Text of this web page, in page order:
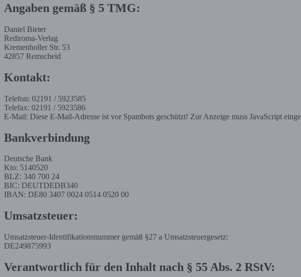
Angaben gemäß § 5 TMG:
Daniel Bieter
Rediroma-Verlag
Kremenholler Str. 53
42857 Remscheid
Kontakt:
Telefon: 02191 / 5923585
Telefax: 02191 / 5923586
E-Mail: Diese E-Mail-Adresse ist vor Spambots geschützt! Zur Anzeige muss JavaScript
Bankverbindung
Deutsche Bank
Kto: 5140520
BLZ: 340 700 24
BIC: DEUTDEDB340
IBAN: DE80 3407 0024 0514 0520 00
Umsatzsteuer:
Umsatzsteuer-Identifikationsnummer gemäß §27 a Umsatzsteuergesetz:
DE249875993
Verantwortlich für den Inhalt nach § 55 Abs. 2 RStV: